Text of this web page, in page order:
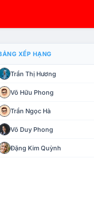
CHẾ TÀI XỬ LÝ VI PHẠM
XẾP HẠNG
Trần Thị Hương
Võ Hữu Phong
Trần Ngọc Hà
Võ Duy Phong
Đặng Kim Quỳnh